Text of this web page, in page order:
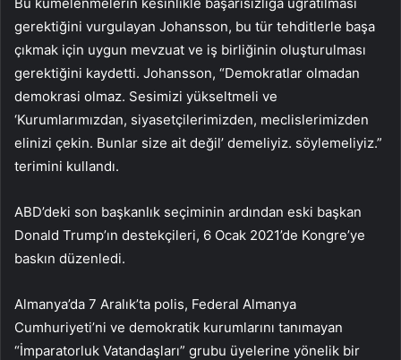
gerektiğini vurgulayan Johansson, bu tür tehditlerle başa
çıkmak için uygun mevzuat ve iş birliğinin oluşturulması
gerektiğini kaydetti. Johansson, “Demokratlar olmadan
demokrasi olmaz. Sesimizi yükseltmeli ve
‘Kurumlarımızdan, siyasetçilerimizden, meclislerimizden
elinizi çekin. Bunlar size ait değil’ demeliyiz. söylemeliyiz.”
terimini kullandı.
ABD’deki son başkanlık seçiminin ardından eski başkan
Donald Trump’ın destekçileri, 6 Ocak 2021’de Kongre’ye
baskın düzenledi.
Almanya’da 7 Aralık’ta polis, Federal Almanya
Cumhuriyeti’ni ve demokratik kurumlarını tanımayan
“İmparatorluk Vatandaşları” grubu üyelerine yönelik bir